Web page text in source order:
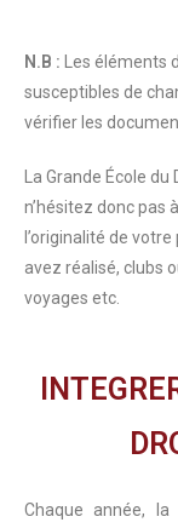
N.B : Les éléments
susceptibles de
vérifier les
La Grande École
n’hésitez donc
l’originalité de
avez réalisé, clubs
voyages etc.
Chaque année, la